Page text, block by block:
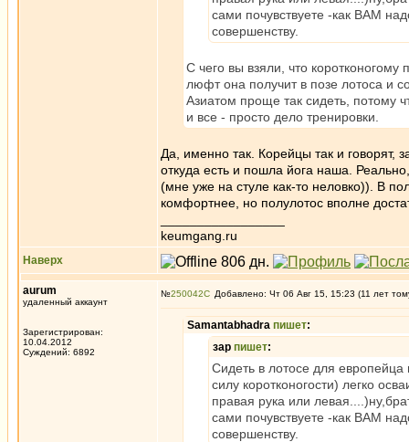
сами почувствуете -как ВАМ
совершенству.
С чего вы взяли, что
люфт она получит в позе лотоса и
Азиатом проще так сидеть, потому
и все - просто дело тренировки.
Да, именно так. Корейцы так и говорят,
откуда есть и пошла йога наша.
(мне уже на стуле как-то неловко)). В
комфортнее, но полулотос вполне
keumgang.ru
Наверх
aurum
удаленный аккаунт
Зарегистрирован:
10.04.2012
Суждений: 6892
№250042 Добавлено: Чт 06 Авг 15, 15:23 (11 лет
Samantabhadra пишет:
зар пишет:
Сидеть в лотосе для европейца
силу коротконогости) легко
правая рука или
сами почувствуете -как ВАМ
совершенству.